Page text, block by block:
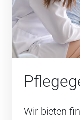
Wir bieten